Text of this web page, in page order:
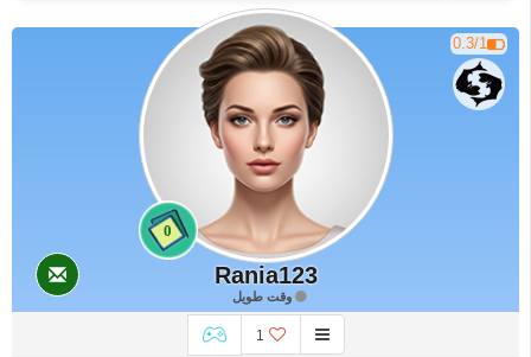
💕
0.3/1
0
Rania123
وقت طويل
1